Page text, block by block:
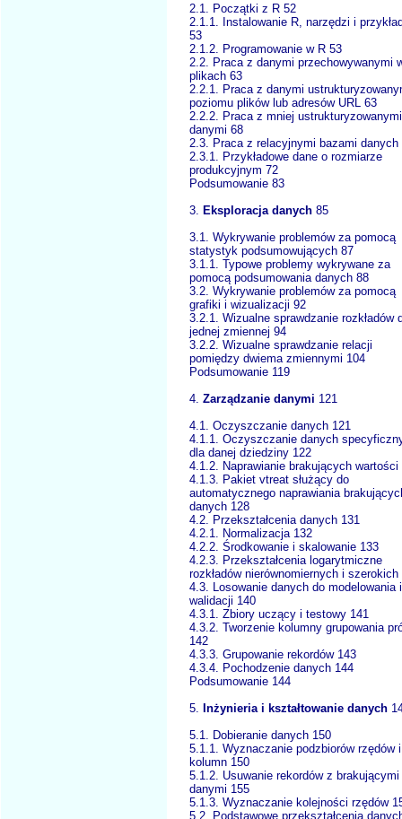
2.1. Początki z R 52
2.1.1. Instalowanie R, narzędzi i
53
2.1.2. Programowanie w R 53
2.2. Praca z danymi przechowywanymi
plikach 63
2.2.1. Praca z danymi
poziomu plików lub adresów URL 63
2.2.2. Praca z mniej ustrukturyzowanymi
danymi 68
2.3. Praca z relacyjnymi bazami danych
2.3.1. Przykładowe dane o rozmiarze
produkcyjnym 72
Podsumowanie 83
3. Eksploracja danych 85
3.1. Wykrywanie problemów za pomocą
statystyk podsumowujących 87
3.1.1. Typowe problemy wykrywane za
pomocą podsumowania danych 88
3.2. Wykrywanie problemów za pomocą
grafiki i wizualizacji 92
3.2.1. Wizualne sprawdzanie rozkładów
jednej zmiennej 94
3.2.2. Wizualne sprawdzanie relacji
pomiędzy dwiema zmiennymi 104
Podsumowanie 119
4. Zarządzanie danymi 121
4.1. Oczyszczanie danych 121
4.1.1. Oczyszczanie danych
dla danej dziedziny 122
4.1.2. Naprawianie brakujących wartości
4.1.3. Pakiet vtreat służący do
automatycznego naprawiania
danych 128
4.2. Przekształcenia danych 131
4.2.1. Normalizacja 132
4.2.2. Środkowanie i skalowanie 133
4.2.3. Przekształcenia logarytmiczne
rozkładów nierównomiernych i szerokich
4.3. Losowanie danych do modelowania i
walidacji 140
4.3.1. Zbiory uczący i testowy 141
4.3.2. Tworzenie kolumny grupowania
142
4.3.3. Grupowanie rekordów 143
4.3.4. Pochodzenie danych 144
Podsumowanie 144
5. Inżynieria i kształtowanie danych
5.1. Dobieranie danych 150
5.1.1. Wyznaczanie podzbiorów rzędów i
kolumn 150
5.1.2. Usuwanie rekordów z brakującymi
danymi 155
5.1.3. Wyznaczanie kolejności rzędów
5.2. Podstawowe przekształcenia